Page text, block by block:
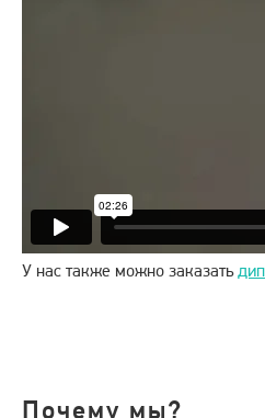
У нас также можно заказать
Почему мы?